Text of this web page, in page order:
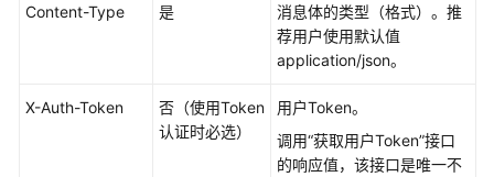
任
云
Content-Type 是
消息体的类型（格式）。推
荐用户使用默认值
application/json。
X-Auth-Token
否（使用Token
认证时必选）
用户Token。
调用“获取用户Token”接口
的响应值，该接口是唯一不